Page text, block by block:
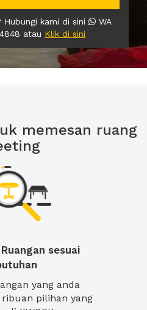
kami di sini
WA
atau Klik di sini
memesan ruang
sesuai
yang anda
pilihan yang